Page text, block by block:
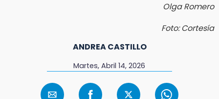
Olga Romero
Foto: Cortesía
ANDREA CASTILLO
Martes, Abril 14, 2026